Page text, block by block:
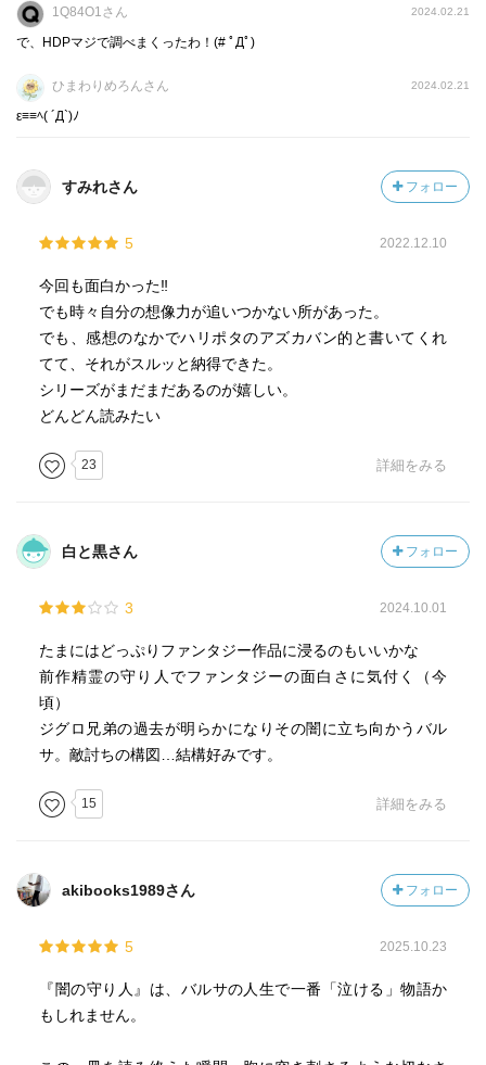
1Q84O1さん 2024.02.21
で、HDPマジで調べまくったわ！(# ﾟДﾟ)
ひまわりめろんさん 2024.02.21
ε≡≡ﾍ( ´Д`)ﾉ
すみれさん フォロー
5 2022.12.10
今回も面白かった‼︎
でも時々自分の想像力が追いつかない所があった。
でも、感想のなかでハリポタのアズカバン的と書いてくれ
てて、それがスルッと納得できた。
シリーズがまだまだあるのが嬉しい。
どんどん読みたい
23 詳細をみる
白と黒さん フォロー
3 2024.10.01
たまにはどっぷりファンタジー作品に浸るのもいいかな
前作精霊の守り人でファンタジーの面白さに気付く（今
頃）
ジグロ兄弟の過去が明らかになりその闇に立ち向かうバル
サ。敵討ちの構図…結構好みです。
15 詳細をみる
akibooks1989さん フォロー
5 2025.10.23
​『闇の守り人』は、バルサの人生で一番「泣ける」物語か
もしれません。